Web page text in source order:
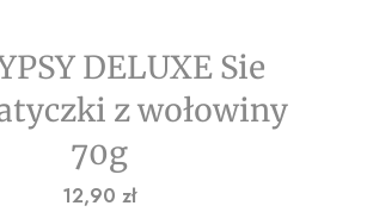
DELUXE Sie
z wołowiny
70g
Cena
12,90 zł